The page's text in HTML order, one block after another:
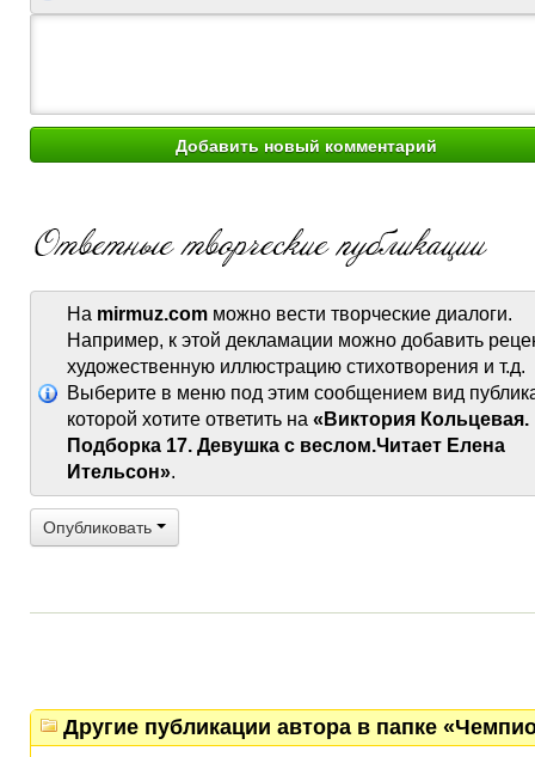
На mirmuz.com можно вести творческие диалоги.
Например, к этой декламации можно добавить
художественную иллюстрацию стихотворения и т.д.
Выберите в меню под этим сообщением вид
которой хотите ответить на «Виктория Кольцевая.
Подборка 17. Девушка с веслом.Читает Елена
Ительсон».
Опубликовать
Другие публикации автора в папке